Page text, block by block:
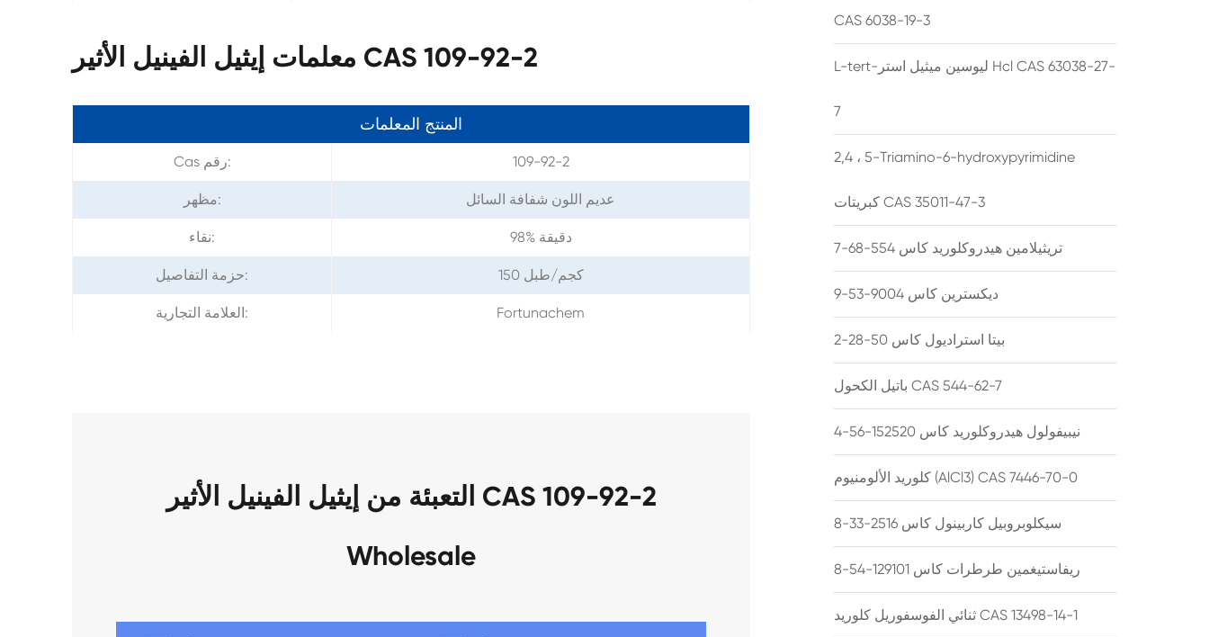
معلمات إيثيل الفينيل الأثير CAS 109-92-2
المنتج المعلمات
Cas رقم: 109-92-2
مظهر: عديم اللون شفافة السائل
نقاء: 98% دقيقة
حزمة التفاصيل: 150 كجم/طبل
العلامة التجارية: Fortunachem
التعبئة من إيثيل الفينيل الأثير CAS 109-92-2
Wholesale
CAS 6038-19-3
L-tert-ليوسين ميثيل استر Hcl CAS 63038-27-
7
2,4 ، 5-Triamino-6-hydroxypyrimidine
كبريتات CAS 35011-47-3
تريثيلامين هيدروكلوريد كاس 554-68-7
ديكسترين كاس 9004-53-9
بيتا استراديول كاس 50-28-2
باتيل الكحول CAS 544-62-7
نيبيفولول هيدروكلوريد كاس 152520-56-4
كلوريد الألومنيوم (AlCl3) CAS 7446-70-0
سيكلوبروبيل كاربينول كاس 2516-33-8
ريفاستيغمين طرطرات كاس 129101-54-8
ثنائي الفوسفوريل كلوريد CAS 13498-14-1